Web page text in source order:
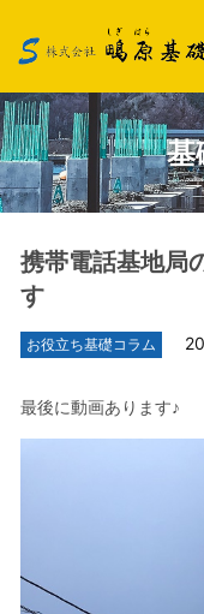
基
携帯電話基地局
す
お役立ち基礎コラム
最後に動画あります♪